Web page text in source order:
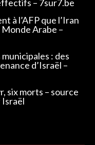
– 7sur7.be
à l’AFP que l’Iran
Monde Arabe –
: des
d’Israël –
six morts – source
Israël